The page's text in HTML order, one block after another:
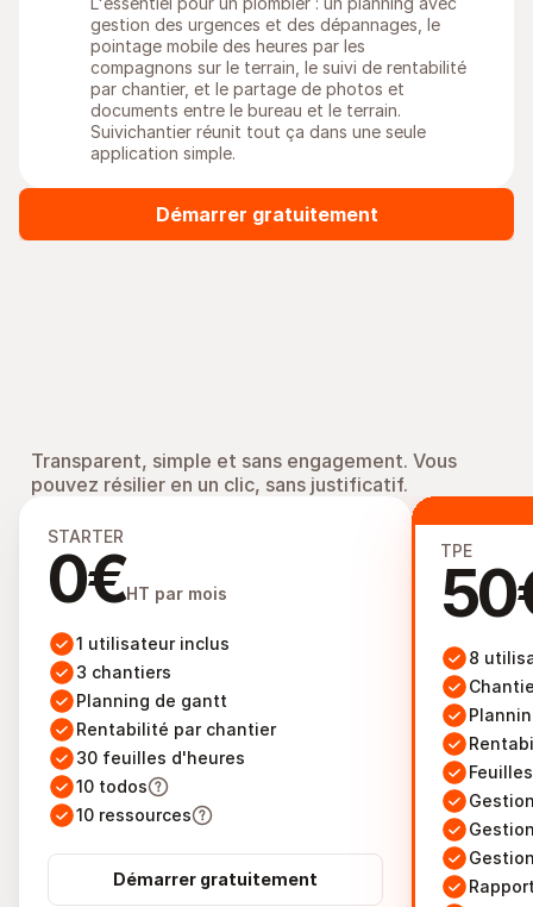
gestion des urgences et des dépannages, le
pointage mobile des heures par les
compagnons sur le terrain, le suivi de rentabilité
par chantier, et le partage de photos et
documents entre le bureau et le terrain.
Suivichantier réunit tout ça dans une seule
application simple.
Démarrer gratuitement
Un tarif adapté aux
entreprises de plomberie
Transparent, simple et sans engagement. Vous
pouvez résilier en un clic, sans justificatif.
STARTER
0€HT par mois
1 utilisateur inclus
3 chantiers
Planning de gantt
Rentabilité par chantier
30 feuilles d'heures
10 todos
10 ressources
Démarrer gratuitement
TPE
8